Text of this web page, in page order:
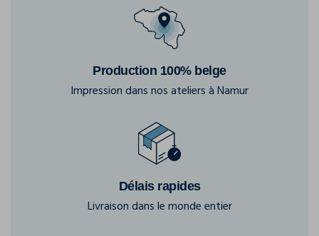
Production 100% belge
Impression dans nos ateliers à Namur
Délais rapides
Livraison dans le monde entier